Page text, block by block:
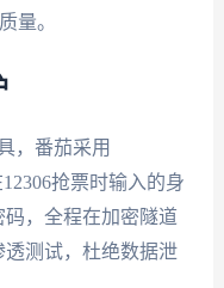
量。
，番茄采用
抢票时输入的身
，全程在加密隧道
测试，杜绝数据泄